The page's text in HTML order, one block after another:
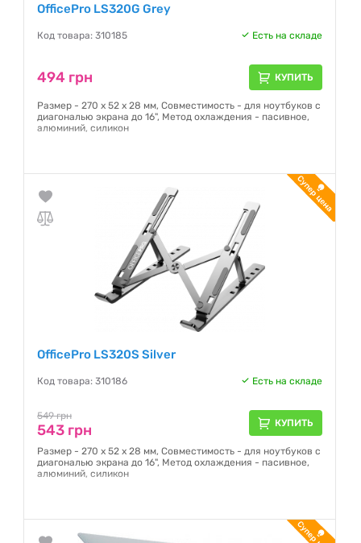
OfficePro LS320G Grey
Код товара: 310185 Есть на складе
494 грн КУПИТЬ
Размер - 270 x 52 x 28 мм, Совместимость - для ноутбуков с
диагональю экрана до 16", Метод охлаждения - пасивное,
алюминий, силикон
OfficePro LS320S Silver
Код товара: 310186 Есть на складе
549 грн
543 грн КУПИТЬ
Размер - 270 x 52 x 28 мм, Совместимость - для ноутбуков с
диагональю экрана до 16", Метод охлаждения - пасивное,
алюминий, силикон